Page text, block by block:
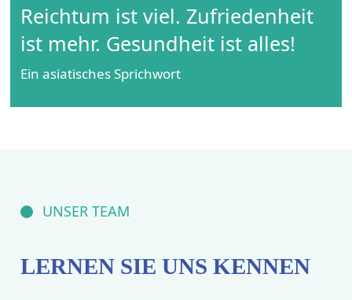
Reichtum ist viel. Zufriedenheit
ist mehr. Gesundheit ist alles!
Ein asiatisches Sprichwort
UNSER TEAM
LERNEN SIE UNS KENNEN